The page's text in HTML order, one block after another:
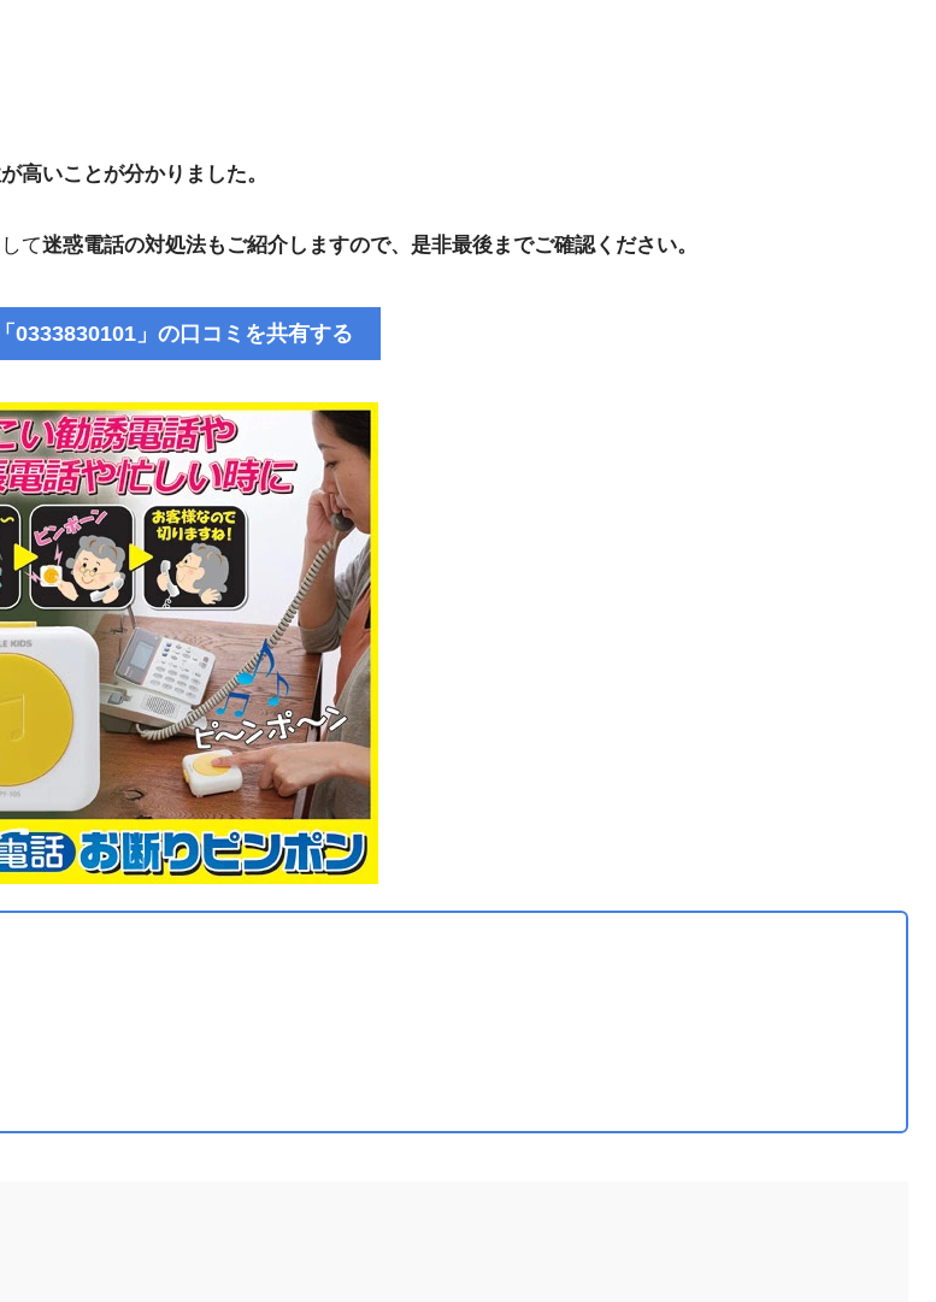
高いことが分かりました。
て迷惑電話の対処法もご紹介しますので、是非最後までご確認ください。
0333830101」の口コミを共有する